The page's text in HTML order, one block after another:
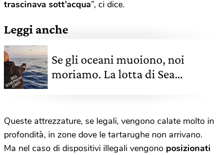
trascinava sott’acqua”, ci dice.
Leggi anche
Se gli oceani muoiono, noi
moriamo. La lotta di Sea
Queste attrezzature, se legali, vengono calate molto in
profondità, in zone dove le tartarughe non arrivano.
Ma nel caso di dispositivi illegali vengono posizionati